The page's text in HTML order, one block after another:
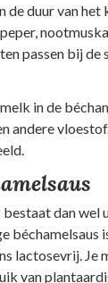
duur van het
passen bij de
in de
andere
bestaat dan wel
béchamelsaus
lactosevrij. Je
van